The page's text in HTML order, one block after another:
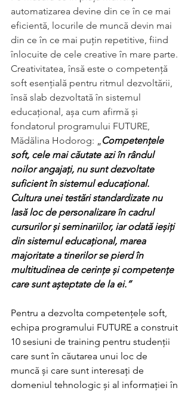
automatizarea devine din ce în ce mai
eficientă, locurile de muncă devin mai
din ce în ce mai puțin repetitive, fiind
înlocuite de cele creative în mare parte.
Creativitatea, însă este o competență
soft esențială pentru ritmul dezvoltării,
însă slab dezvoltată în sistemul
educațional, așa cum afirmă și
fondatorul programului FUTURE,
Mădălina Hodorog: „Competențele
soft, cele mai căutate azi în rândul
noilor angajați, nu sunt dezvoltate
suficient în sistemul educațional.
Cultura unei testări standardizate nu
lasă loc de personalizare în cadrul
cursurilor și seminariilor, iar odată ieșiți
din sistemul educațional, marea
majoritate a tinerilor se pierd în
multitudinea de cerințe și competențe
care sunt așteptate de la ei.”
Pentru a dezvolta competențele soft,
echipa programului FUTURE a construit
10 sesiuni de training pentru studenții
care sunt în căutarea unui loc de
muncă și care sunt interesați de
domeniul tehnologic și al informației în